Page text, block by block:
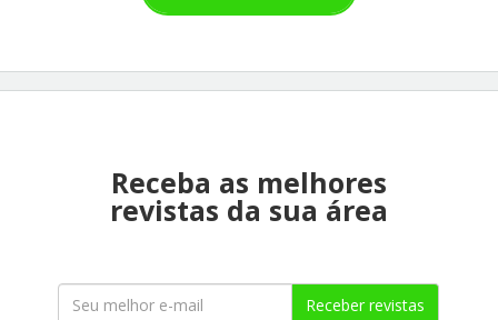
Receba as melhores
revistas da sua área
Receber revistas